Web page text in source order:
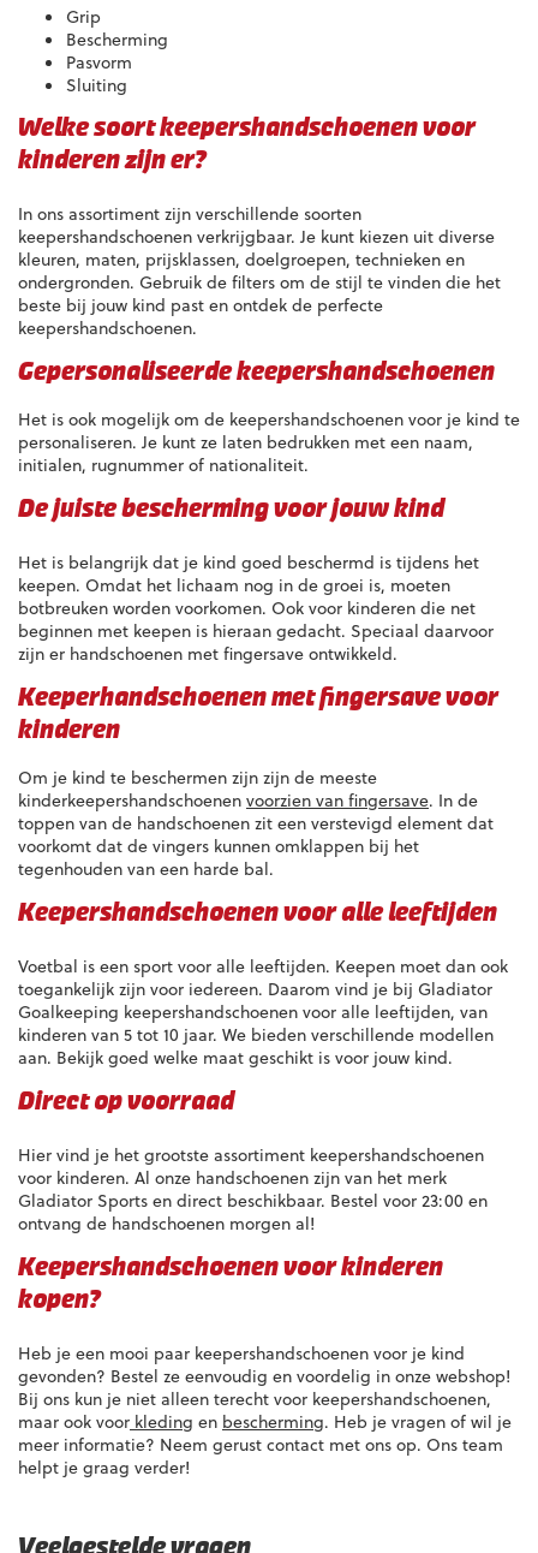
Grip
Bescherming
Pasvorm
Sluiting
Welke soort keepershandschoenen voor
kinderen zijn er?
In ons assortiment zijn verschillende soorten
keepershandschoenen verkrijgbaar. Je kunt kiezen uit diverse
kleuren, maten, prijsklassen, doelgroepen, technieken en
ondergronden. Gebruik de filters om de stijl te vinden die het
beste bij jouw kind past en ontdek de perfecte
keepershandschoenen.
Gepersonaliseerde keepershandschoenen
Het is ook mogelijk om de keepershandschoenen voor je kind te
personaliseren. Je kunt ze laten bedrukken met een naam,
initialen, rugnummer of nationaliteit.
De juiste bescherming voor jouw kind
Het is belangrijk dat je kind goed beschermd is tijdens het
keepen. Omdat het lichaam nog in de groei is, moeten
botbreuken worden voorkomen. Ook voor kinderen die net
beginnen met keepen is hieraan gedacht. Speciaal daarvoor
zijn er handschoenen met fingersave ontwikkeld.
Keeperhandschoenen met fingersave voor
kinderen
Om je kind te beschermen zijn zijn de meeste
kinderkeepershandschoenenvoorzien van fingersave. In de
toppen van de handschoenen zit een verstevigd element dat
voorkomt dat de vingers kunnen omklappen bij het
tegenhouden van een harde bal.
Keepershandschoenen voor alle leeftijden
Voetbal is een sport voor alle leeftijden. Keepen moet dan ook
toegankelijk zijn voor iedereen. Daarom vind je bij Gladiator
Goalkeeping keepershandschoenen voor alle leeftijden, van
kinderen van 5 tot 10 jaar. We bieden verschillende modellen
aan. Bekijk goed welke maat geschikt is voor jouw kind.
Direct op voorraad
Hier vind je het grootste assortiment keepershandschoenen
voor kinderen. Al onze handschoenen zijn van het merk
Gladiator Sports en direct beschikbaar. Bestel voor 23:00 en
ontvang de handschoenen morgen al!
Keepershandschoenen voor kinderen
kopen?
Heb je een mooi paar keepershandschoenen voor je kind
gevonden? Bestel ze eenvoudig en voordelig in onze webshop!
Bij ons kun je niet alleen terecht voor keepershandschoenen,
maar ook voor kleding en bescherming. Heb je vragen of wil je
meer informatie? Neem gerust contact met ons op. Ons team
helpt je graag verder!